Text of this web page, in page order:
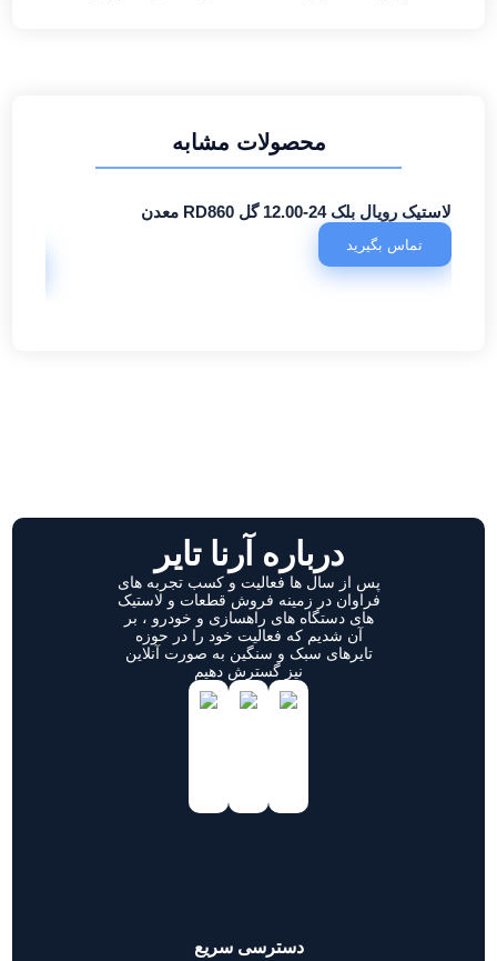
محصولات مشابه
لاستیک رویال بلک 24-12.00 گل RD860 معدن
تماس بگیرید
درباره آرنا تایر
پس از سال ها فعالیت و کسب تجربه های
فراوان در زمینه فروش قطعات و لاستیک
های دستگاه های راهسازی و خودرو ، بر
آن شدیم که فعالیت خود را در حوزه
تایرهای سبک و سنگین به صورت آنلاین
نیز گسترش دهیم
دسترسی سریع